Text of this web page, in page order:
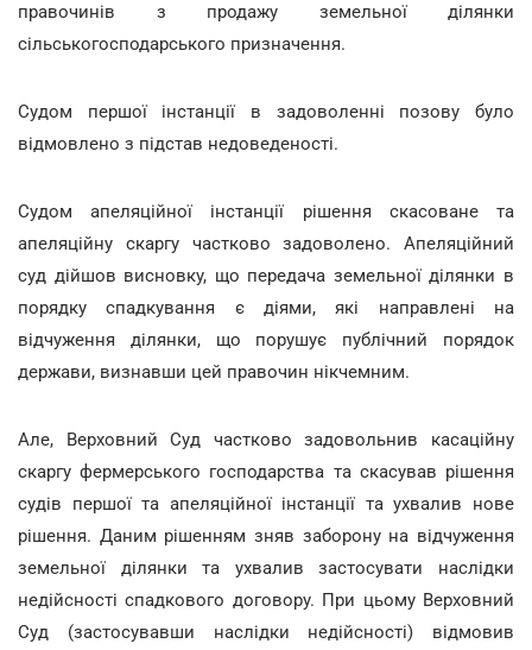
правочинів з продажу земельної ділянки
сільськогосподарського призначення.
Судом першої інстанції в задоволенні позову було
відмовлено з підстав недоведеності.
Судом апеляційної інстанції рішення скасоване та
апеляційну скаргу частково задоволено. Апеляційний
суд дійшов висновку, що передача земельної ділянки в
порядку спадкування є діями, які направлені на
відчуження ділянки, що порушує публічний порядок
держави, визнавши цей правочин нікчемним.
Але, Верховний Суд частково задовольнив касаційну
скаргу фермерського господарства та скасував рішення
судів першої та апеляційної інстанції та ухвалив нове
рішення. Даним рішенням зняв заборону на відчуження
земельної ділянки та ухвалив застосувати наслідки
недійсності спадкового договору. При цьому Верховний
Суд (застосувавши наслідки недійсності) відмовив